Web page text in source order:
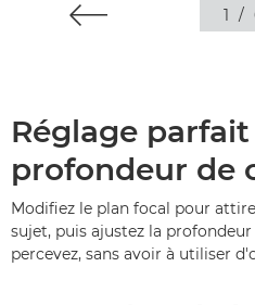
1 /
Réglage
profondeur de
Modifiez le plan focal pour
sujet, puis ajustez la
percevez, sans avoir à utiliser